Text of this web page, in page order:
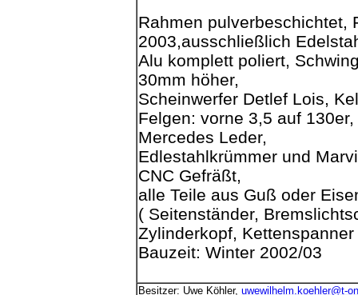
Rahmen pulverbeschichtet,
2003,ausschließlich
Alu komplett poliert,
30mm höher,
Scheinwerfer Detlef Lois,
Felgen: vorne 3,5 auf
Mercedes Leder,
Edlestahlkrümmer und
CNC Gefräßt,
alle Teile aus Guß oder
( Seitenständer,
Zylinderkopf,
Bauzeit: Winter 2002/03
Besitzer: Uwe Köhler, uwewilhelm.koehler@t-